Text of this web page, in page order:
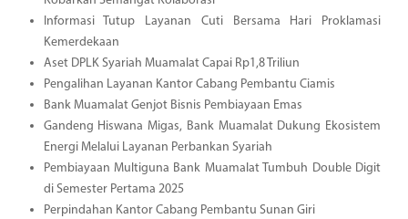
Informasi Tutup Layanan Cuti Bersama Hari Proklamasi
Kemerdekaan
Aset DPLK Syariah Muamalat Capai Rp1,8 Triliun
Pengalihan Layanan Kantor Cabang Pembantu Ciamis
Bank Muamalat Genjot Bisnis Pembiayaan Emas
Gandeng Hiswana Migas, Bank Muamalat Dukung Ekosistem
Energi Melalui Layanan Perbankan Syariah
Pembiayaan Multiguna Bank Muamalat Tumbuh Double Digit
di Semester Pertama 2025
Perpindahan Kantor Cabang Pembantu Sunan Giri